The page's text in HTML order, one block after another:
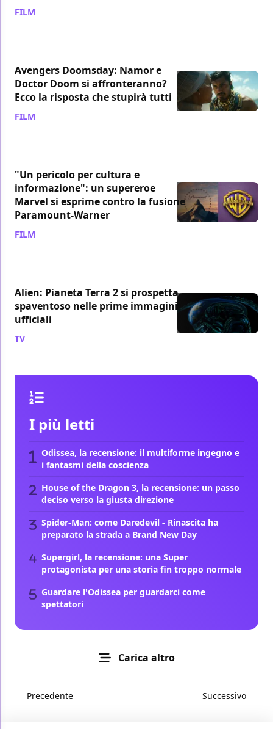
FILM
Avengers Doomsday: Namor e
Doctor Doom si affronteranno?
Ecco la risposta che stupirà tutti
FILM
"Un pericolo per cultura e
informazione": un supereroe
Marvel si esprime contro la fusione
Paramount-Warner
FILM
Alien: Pianeta Terra 2 si prospetta
spaventoso nelle prime immagini
ufficiali
TV
I più letti
Odissea, la recensione: il multiforme ingegno e
i fantasmi della coscienza
House of the Dragon 3, la recensione: un passo
deciso verso la giusta direzione
Spider-Man: come Daredevil - Rinascita ha
preparato la strada a Brand New Day
Supergirl, la recensione: una Super
protagonista per una storia fin troppo normale
Guardare l'Odissea per guardarci come
spettatori
Carica altro
Precedente Successivo